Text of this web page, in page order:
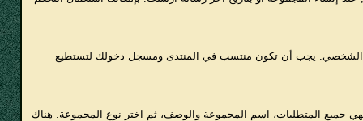
الشخصي. يجب أن تكون منتسب في المنتدى ومسجل دخولك لتستطيع
جميع المتطلبات، اسم المجموعة والوصف، ثم اختر نوع المجموعة. هناك